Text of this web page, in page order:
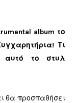
album το
Τι
αυτό το στυλ
θα προσπαθήσει